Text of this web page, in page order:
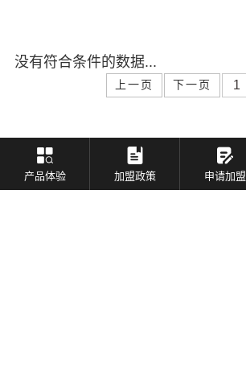
没有符合条件的数据...
上一页 下一页
您好，需要我们为您做些什么？
产品体验 加盟政策 申请加盟